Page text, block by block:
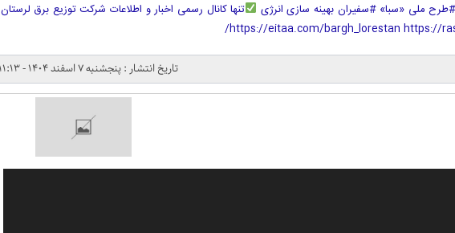
ملی «سبا» #سفیران بهینه سازی انرژی
تنها کانال رسمی اخبار و اطلاعات شرکت توزیع برق لرستان
https://eitaa.com/bargh_lorestan https://
تاریخ انتشار : پنجشنبه ۷ اسفند ۱۴۰۴ - ۱۱:۱۳